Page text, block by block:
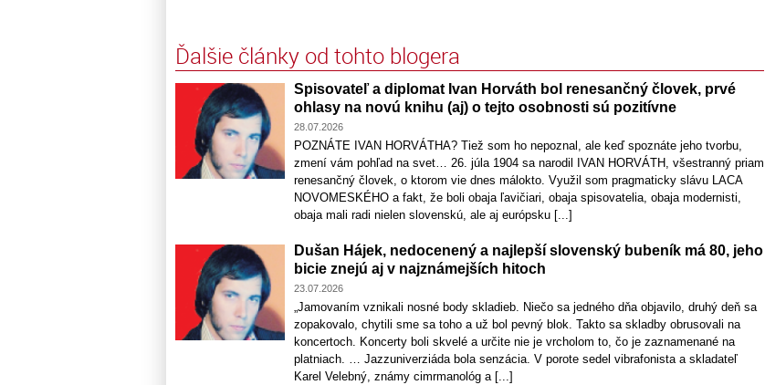
Ďalšie články od tohto blogera
Spisovateľ a diplomat Ivan Horváth bol renesančný človek, prvé
ohlasy na novú knihu (aj) o tejto osobnosti sú pozitívne
28.07.2026
POZNÁTE IVAN HORVÁTHA? Tiež som ho nepoznal, ale keď spoznáte jeho tvorbu,
zmení vám pohľad na svet… 26. júla 1904 sa narodil IVAN HORVÁTH, všestranný priam
renesančný človek, o ktorom vie dnes málokto. Využil som pragmaticky slávu LACA
NOVOMESKÉHO a fakt, že boli obaja ľavičiari, obaja spisovatelia, obaja modernisti,
obaja mali radi nielen slovenskú, ale aj európsku [...]
Dušan Hájek, nedocenený a najlepší slovenský bubeník má 80, jeho
bicie znejú aj v najznámejších hitoch
23.07.2026
„Jamovaním vznikali nosné body skladieb. Niečo sa jedného dňa objavilo, druhý deň sa
zopakovalo, chytili sme sa toho a už bol pevný blok. Takto sa skladby obrusovali na
koncertoch. Koncerty boli skvelé a určite nie je vrcholom to, čo je zaznamenané na
platniach. … Jazzuniverziáda bola senzácia. V porote sedel vibrafonista a skladateľ
Karel Velebný, známy cimrmanológ a [...]